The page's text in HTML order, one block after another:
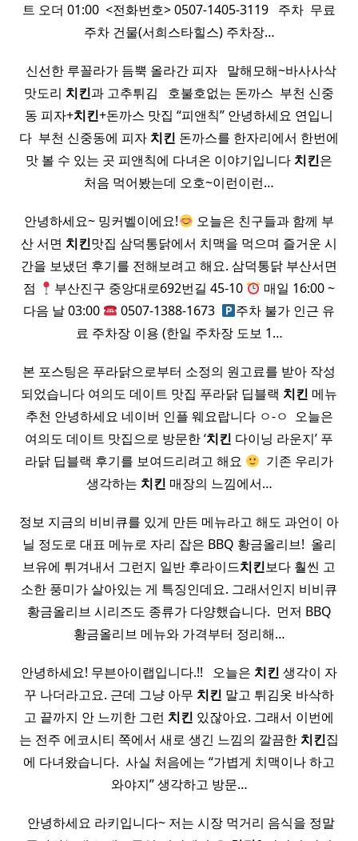
트 오더 01:00 ​ <전화번호> 0507-1405-3119 ​ ​ 주차 ​ 무료
주차 건물(서희스타힐스) 주차장…
​ 신선한 루꼴라가 듬뿍 올라간 피자 ​ ​ 말해모해~바사사삭
맛도리 치킨과 고추튀김 ​ ​ 호불호없는 돈까스 ​ 부천 신중
동 피자+치킨+돈까스 맛집 “피앤칙” 안녕하세요 연입니
다 ​ 부천 신중동에 피자치킨 돈까스를 한자리에서 한번에
맛 볼 수 있는 곳 피앤칙에 다녀온 이야기입니다치킨은
처음 먹어봤는데 오호~이런이런…
안녕하세요~ 밍커벨이에요!
오늘은 친구들과 함께 부
산 서면 치킨맛집 삼덕통닭에서 치맥을 먹으며 즐거운 시
간을 보냈던 후기를 전해보려고 해요. 삼덕통닭 부산서면
점​
부산진구 중앙대로692번길 45-10
매일 16:00 ~
다음 날 03:00
0507-1388-1673 ​
주차 불가 인근 유
료 주차장 이용 (한일 주차장 도보 1…
본 포스팅은 푸라닭으로부터 소정의 원고료를 받아 작성
되었습니다 여의도 데이트 맛집 푸라닭 딥블랙 치킨 메뉴
추천 안녕하세요 네이버 인플 웨요랍니다 ㅇ-ㅇ ​ 오늘은
여의도 데이트 맛집으로 방문한 ‘치킨 다이닝 라운지’ 푸
라닭 딥블랙 후기를 보여드리려고 해요
​ 기존 우리가
생각하는 치킨 매장의 느낌에서…
정보 지금의 비비큐를 있게 만든 메뉴라고 해도 과언이 아
닐 정도로 대표 메뉴로 자리 잡은 BBQ 황금올리브! ​ 올리
브유에 튀겨내서 그런지 일반 후라이드치킨보다 훨씬 고
소한 풍미가 살아있는 게 특징인데요. 그래서인지 비비큐
황금올리브 시리즈도 종류가 다양했습니다. ​ 먼저 BBQ
황금올리브 메뉴와 가격부터 정리해…
안녕하세요! 무븐아이랩입니다.!! ​ ​ 오늘은 치킨 생각이 자
꾸 나더라고요. 근데 그냥 아무 치킨 말고 튀김옷 바삭하
고 끝까지 안 느끼한 그런 치킨 있잖아요. 그래서 이번에
는 전주 에코시티 쪽에서 새로 생긴 느낌의 깔끔한치킨집
에 다녀왔습니다. ​ 사실 처음에는 “가볍게 치맥이나 하고
와야지” 생각하고 방문…
​ 안녕하세요 라키입니다~ 저는 시장 먹거리 음식을 정말